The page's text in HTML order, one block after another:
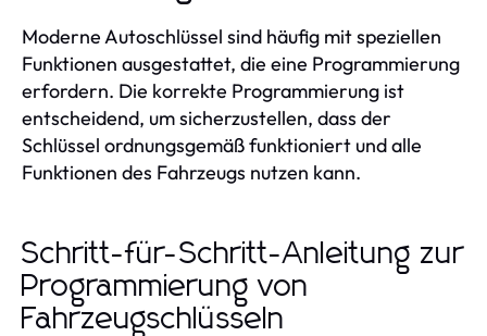
Moderne Autoschlüssel sind häufig mit speziellen
Funktionen ausgestattet, die eine Programmierung
erfordern. Die korrekte Programmierung ist
entscheidend, um sicherzustellen, dass der
Schlüssel ordnungsgemäß funktioniert und alle
Funktionen des Fahrzeugs nutzen kann.
Schritt-für-Schritt-Anleitung zur
Programmierung von
Fahrzeugschlüsseln